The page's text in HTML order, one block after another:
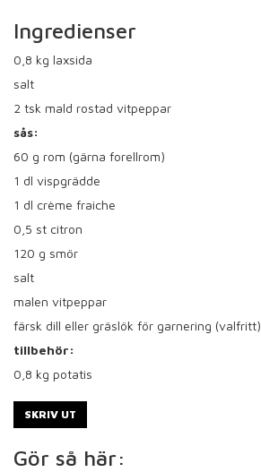
Ingredienser
0,8 kg laxsida
salt
2 tsk mald rostad vitpeppar
sås:
60 g rom (gärna forellrom)
1 dl vispgrädde
1 dl crème fraiche
0,5 st citron
120 g smör
salt
malen vitpeppar
färsk dill eller gräslök för garnering (valfritt)
tillbehör:
0,8 kg potatis
SKRIV UT
Gör så här: